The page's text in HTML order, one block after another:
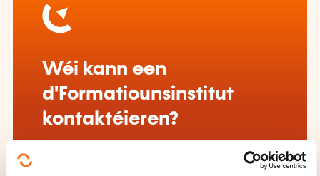
Wéi kann een
d'Formatiounsinstitut
kontaktéieren?